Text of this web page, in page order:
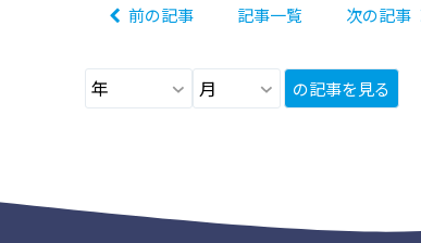
前の記事 記事一覧 次の記事
の記事を見る